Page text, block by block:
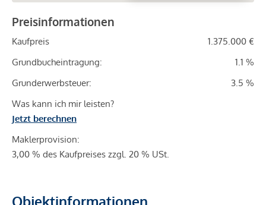
Preisinformationen
Kaufpreis
1.375.000 €
Grundbucheintragung:
1.1 %
Grunderwerbsteuer:
3.5 %
Was kann ich mir leisten?
Jetzt berechnen
Maklerprovision:
3,00 % des Kaufpreises zzgl. 20 % USt.
Objektinformationen